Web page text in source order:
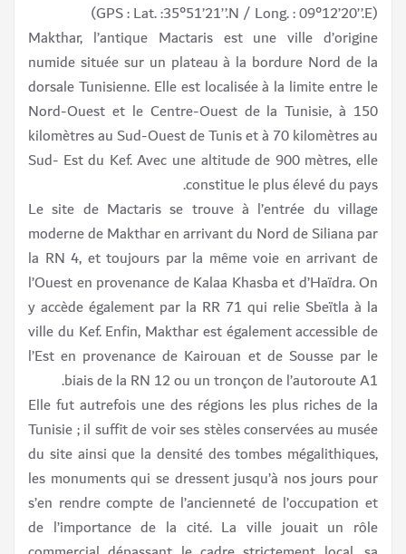
(GPS : Lat. :35°51’21’’.N / Long. : 09°12’20’’.E)
Makthar, l’antique Mactaris est une ville d’origine
numide située sur un plateau à la bordure Nord de la
dorsale Tunisienne. Elle est localisée à la limite entre le
Nord-Ouest et le Centre-Ouest de la Tunisie, à 150
kilomètres au Sud-Ouest de Tunis et à 70 kilomètres au
Sud- Est du Kef. Avec une altitude de 900 mètres, elle
constitue le plus élevé du pays.
Le site de Mactaris se trouve à l’entrée du village
moderne de Makthar en arrivant du Nord de Siliana par
la RN 4, et toujours par la même voie en arrivant de
l’Ouest en provenance de Kalaa Khasba et d’Haïdra. On
y accède également par la RR 71 qui relie Sbeïtla à la
ville du Kef. Enfin, Makthar est également accessible de
l’Est en provenance de Kairouan et de Sousse par le
biais de la RN 12 ou un tronçon de l’autoroute A1.
Elle fut autrefois une des régions les plus riches de la
Tunisie ; il suffit de voir ses stèles conservées au musée
du site ainsi que la densité des tombes mégalithiques,
les monuments qui se dressent jusqu’à nos jours pour
s’en rendre compte de l’ancienneté de l’occupation et
de l’importance de la cité. La ville jouait un rôle